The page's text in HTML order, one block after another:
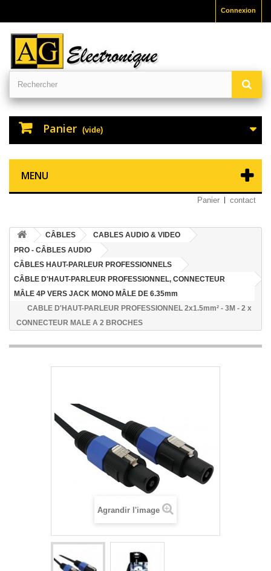
Connexion
Panier (vide)
MENU
Panier contact
CÂBLES
CABLES AUDIO & VIDEO
PRO - CÂBLES AUDIO
CÂBLES HAUT-PARLEUR PROFESSIONNELS
CÂBLE D'HAUT-PARLEUR PROFESSIONNEL, CONNECTEUR
MÂLE 4P VERS JACK MONO MÂLE DE 6.35mm
CABLE D'HAUT-PARLEUR PROFESSIONNEL 2x1.5mm² - 3M - 2 x
CONNECTEUR MALE A 2 BROCHES
Agrandir l'image